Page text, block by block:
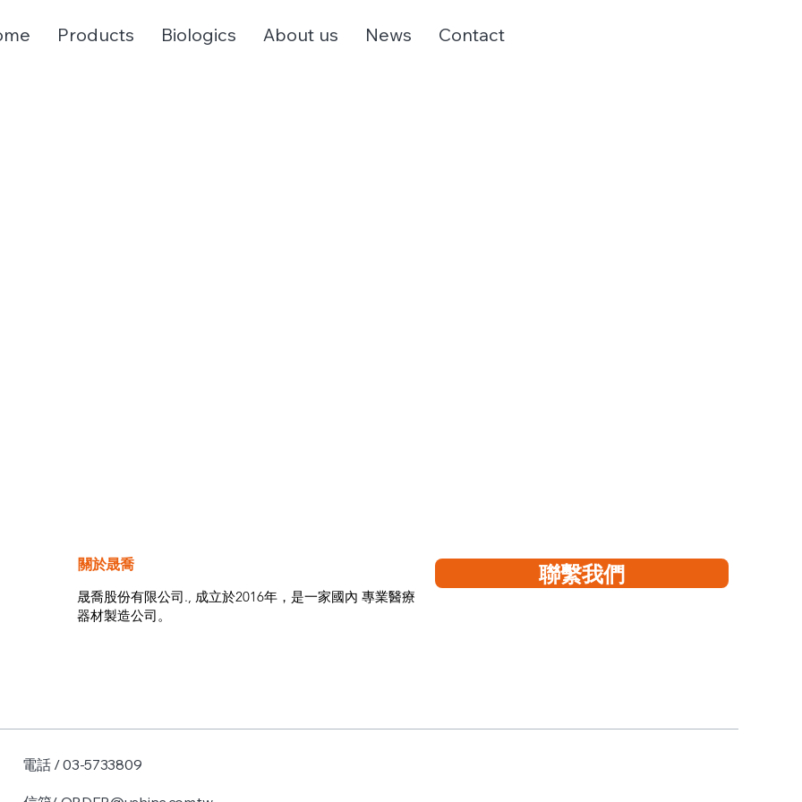
Products Biologics About us News Contact
關於晟喬
晟喬股份有限公司., 成立於2016年，是一家國內 專業醫療
器材製造公司。
聯繫我們
電話 / 03-5733809